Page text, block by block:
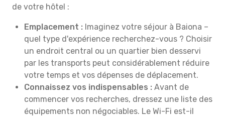
de votre hôtel :
Emplacement : Imaginez votre séjour à Baiona –
quel type d'expérience recherchez-vous ? Choisir
un endroit central ou un quartier bien desservi
par les transports peut considérablement réduire
votre temps et vos dépenses de déplacement.
Connaissez vos indispensables : Avant de
commencer vos recherches, dressez une liste des
équipements non négociables. Le Wi-Fi est-il